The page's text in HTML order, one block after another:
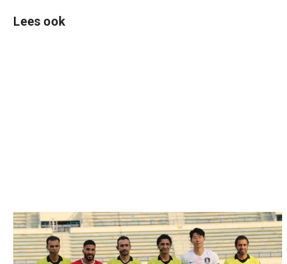
Lees ook